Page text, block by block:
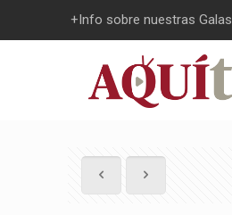
+Info sobre nuestras Galas